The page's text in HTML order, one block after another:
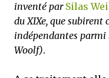
inventé par Silas
du XIXe, que subirent
indépendantes
Woolf).